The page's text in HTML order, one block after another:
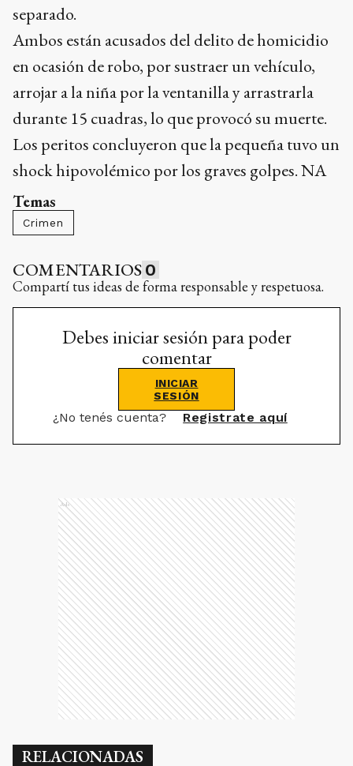
separado.
Ambos están acusados del delito de homicidio
en ocasión de robo, por sustraer un vehículo,
arrojar a la niña por la ventanilla y arrastrarla
durante 15 cuadras, lo que provocó su muerte.
Los peritos concluyeron que la pequeña tuvo un
shock hipovolémico por los graves golpes. NA
Temas
Crimen
COMENTARIOS 0
Compartí tus ideas de forma responsable y respetuosa.
Debes iniciar sesión para poder
comentar
INICIAR
SESIÓN
¿No tenés cuenta? Registrate aquí
Ads
RELACIONADAS